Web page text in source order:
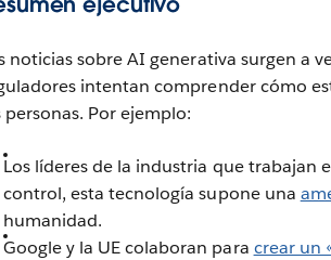
noticias sobre AI generativa surgen a
intentan comprender cómo
personas. Por ejemplo:
Los líderes de la industria que trabajan
control, esta tecnología supone una
humanidad.
Google y la UE colaboran para crear un